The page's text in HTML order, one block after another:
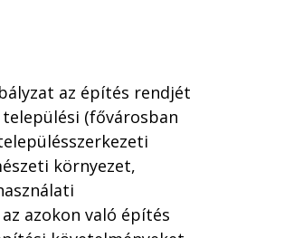
az építés rendjét
(fővárosban
környezet,
azokon való építés